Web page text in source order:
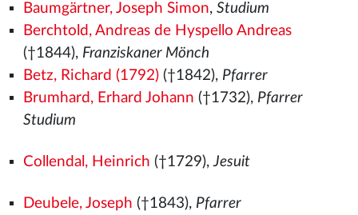
Baumgärtner, Joseph Simon, Studium
Berchtold, Andreas de Hyspello Andreas
(†1844), Franziskaner Mönch
Betz, Richard (1792)(†1842), Pfarrer
Brumhard, Erhard Johann (†1732), Pfarrer
Studium
Collendal, Heinrich (†1729),Jesuit
Deubele, Joseph (†1843), Pfarrer